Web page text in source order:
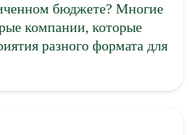
бюджете? Многие
компании, которые
разного формата для